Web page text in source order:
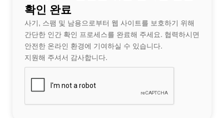
확인 완료
사기, 스팸 및 남용으로부터 웹 사이트를 보호하기 위해
간단한 인간 확인 프로세스를 완료해 주세요. 협력하시면
안전한 온라인 환경에 기여하실 수 있습니다.
지원해 주셔서 감사합니다.